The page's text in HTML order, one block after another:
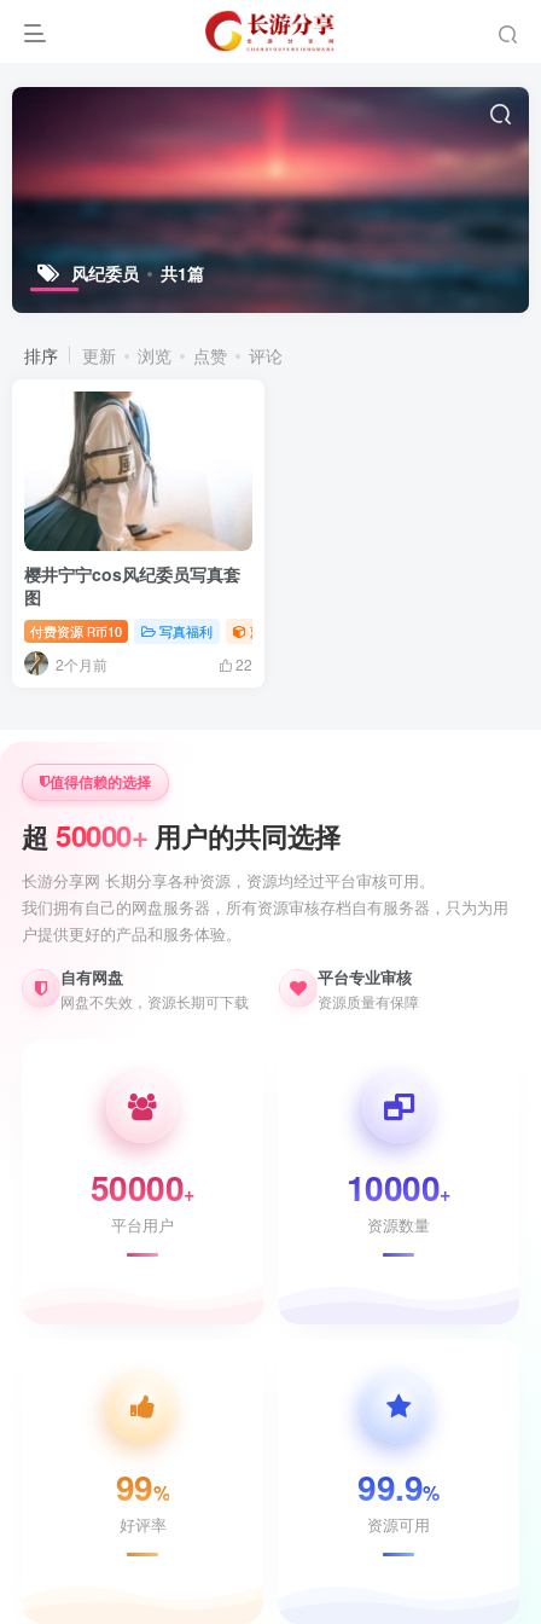
风纪委员 共1篇
排序 更新 浏览 点赞 评论
樱井宁宁cos风纪委员写真套
图
付费资源 R币10 写真福利 萝莉写真照片专题
2个月前 22
值得信赖的选择
超50000+ 用户的共同选择
长游分享网 长期分享各种资源，资源均经过平台审核可用。
我们拥有自己的网盘服务器，所有资源审核存档自有服务器，只为为用
户提供更好的产品和服务体验。
自有网盘
网盘不失效，资源长期可下载
平台专业审核
资源质量有保障
50000+
平台用户
10000+
资源数量
99%
好评率
99.9%
资源可用